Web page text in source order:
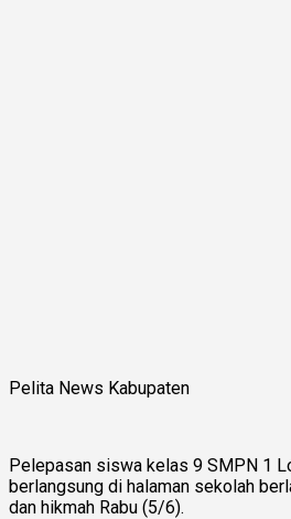
Pelita News Kabupaten
Pelepasan siswa kelas 9 SMPN 1
berlangsung di halaman sekolah
dan hikmah Rabu (5/6).